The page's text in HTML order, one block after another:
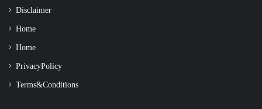
Disclaimer
Home
Home
Privacy Policy
Terms & Conditions